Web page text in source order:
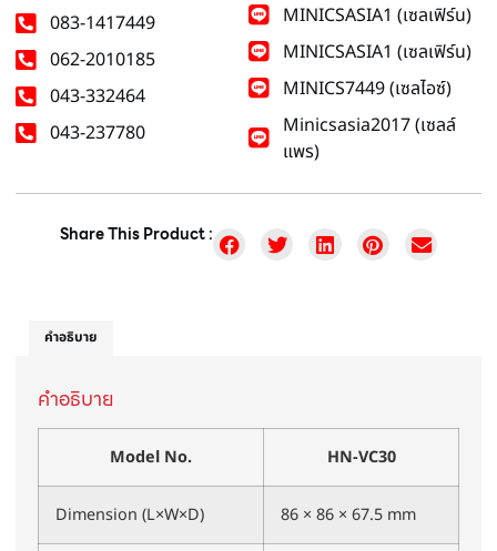
083-1417449
062-2010185
043-332464
043-237780
MINICSASIA1 (เซลเฟิร์น)
MINICSASIA1 (เซลเฟิร์น)
MINICS7449 (เซลไอซ์)
Minicsasia2017 (เซลล์
แพร)
Share This Product :
คำอธิบาย
คำอธิบาย
Model No. HN-VC30
Dimension (L×W×D) 86 × 86 × 67.5 mm